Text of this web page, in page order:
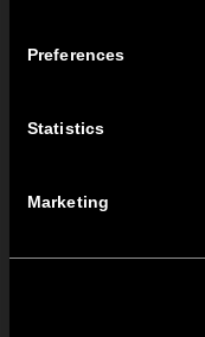
Preferences
Statistics
Marketing
EDGE – Premium
practicality of the
MODUL EDGE –
MODUL EDGE